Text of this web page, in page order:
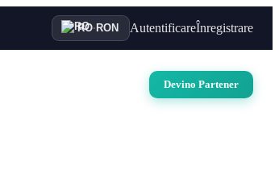
RO· RON AutentificareÎnregistrare
Devino Partener